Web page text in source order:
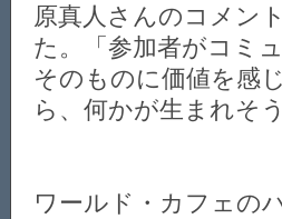
原真人さんのコメン
た。「参加者がコミ
そのものに価値を感
ら、何かが生まれそ
ワールド・カフェの